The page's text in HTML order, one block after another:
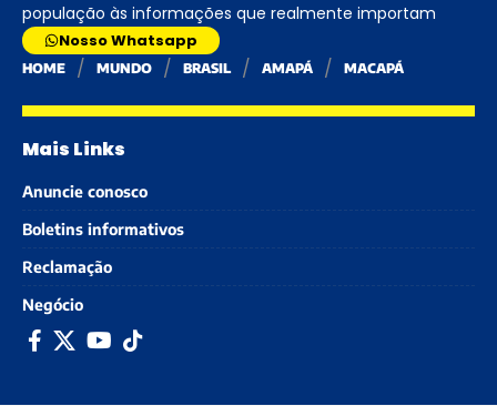
população às informações que realmente importam
Nosso Whatsapp
HOME MUNDO BRASIL AMAPÁ MACAPÁ
Mais Links
Anuncie conosco
Boletins informativos
Reclamação
Negócio